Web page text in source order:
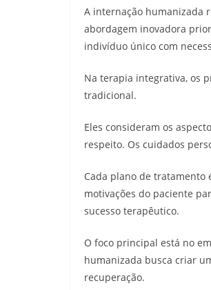
A internação humanizada
abordagem inovadora
indivíduo único com
Na terapia integrativa, os
tradicional.
Eles consideram os
respeito. Os cuidados
Cada plano de tratamento
motivações do paciente
sucesso terapêutico.
O foco principal está no
humanizada busca criar
recuperação.